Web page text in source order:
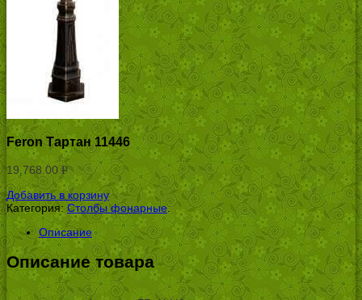
Feron Тартан 11446
19,768.00Р
УБ.
Добавить в корзину
Категория: Столбы фонарные.
Описание
Описание товара